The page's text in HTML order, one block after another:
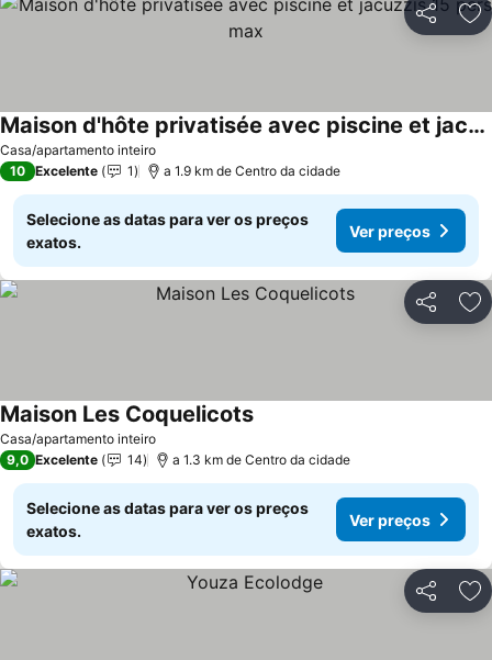
Partilhar
Casa/apartamento inteiro
Maison d'hôte privatisée avec piscine et jacuzzis 15 pers max
10 Excelente 1 a 1.9 km de Centro da cidade
Selecione as datas para ver os preços
exatos.
Ver preços
Partilhar
Casa/apartamento inteiro
Maison Les Coquelicots
9,0 Excelente 14 a 1.3 km de Centro da cidade
Selecione as datas para ver os preços
exatos.
Ver preços
Partilhar